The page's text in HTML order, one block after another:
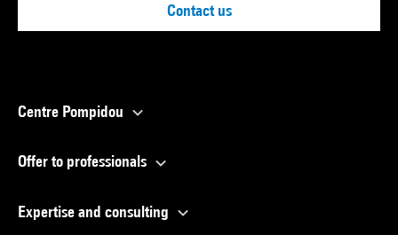
Contact us
Centre Pompidou
Offer to professionals
Expertise and consulting